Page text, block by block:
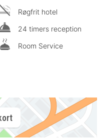
Røgfrit hotel
24 timers reception
Room Service